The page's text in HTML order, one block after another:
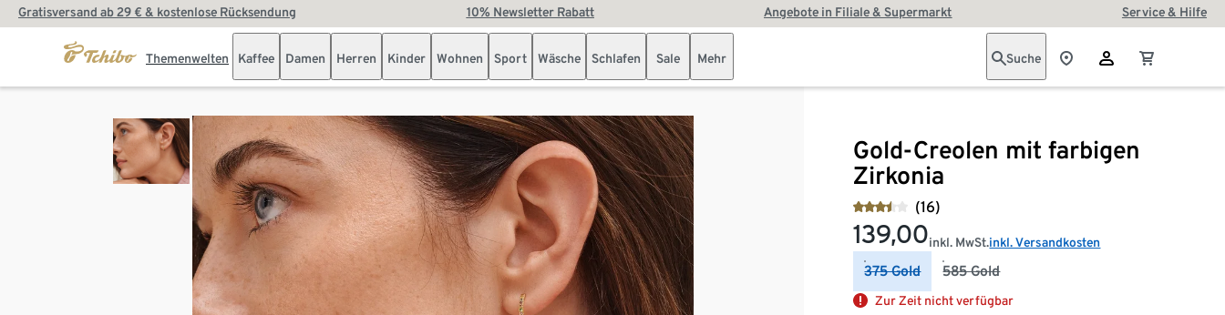
Gratisversand ab 29 € & kostenlose Rücksendung 10% Newsletter Rabatt Angebote in Filiale & Supermarkt Service & Hilfe
Themenwelten Kaffee Damen Herren Kinder Wohnen Sport Wäsche Schlafen Sale Mehr Suche
Gold-Creolen mit farbigen
Zirkonia
(16)
139,00inkl. MwSt.inkl. Versandkosten
375 Gold 585 Gold
Zur Zeit nicht verfügbar